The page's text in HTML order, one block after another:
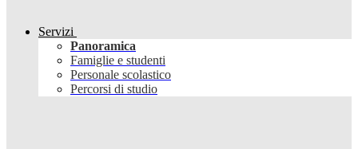
Servizi
Panoramica
Famiglie e studenti
Personale scolastico
Percorsi di studio